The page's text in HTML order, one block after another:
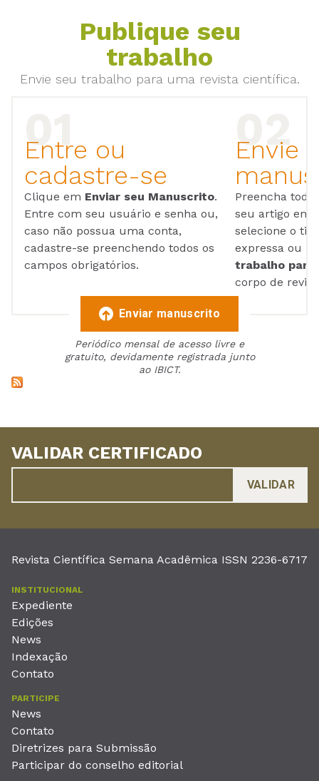
Publique seu
trabalho
Envie seu trabalho para uma revista científica.
Entre ou
cadastre-se
Clique em Enviar seu Manuscrito.
Entre com seu usuário e senha ou,
caso não possua uma conta,
cadastre-se preenchendo todos os
campos obrigatórios.
Envie
Preencha
seu artigo em
selecione o
expressa ou
trabalho para
corpo de
Enviar manuscrito
Periódico mensal de acesso livre e
gratuito, devidamente registrada junto
ao IBICT.
VALIDAR CERTIFICADO
Revista Científica Semana Acadêmica ISSN 2236-6717
INSTITUCIONAL
Expediente
Edições
News
Indexação
Contato
PARTICIPE
News
Contato
Diretrizes para Submissão
Participar do conselho editorial